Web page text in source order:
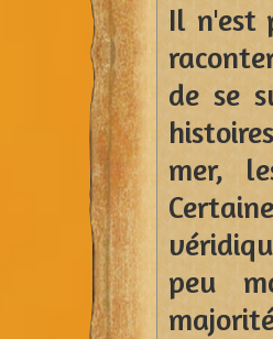
Il n'est
de se
mer,
peu